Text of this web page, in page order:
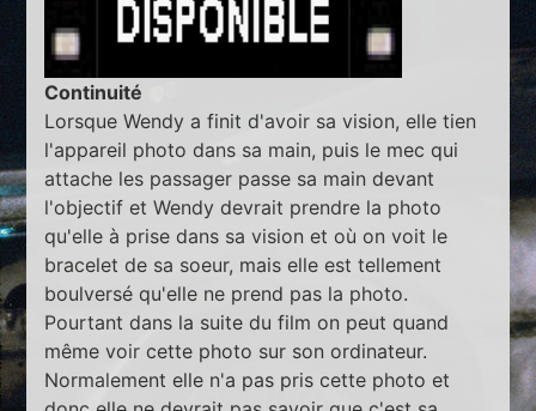
Continuité
Lorsque Wendy a finit d'avoir sa vision, elle tien
l'appareil photo dans sa main, puis le mec qui
attache les passager passe sa main devant
l'objectif et Wendy devrait prendre la photo
qu'elle à prise dans sa vision et où on voit le
bracelet de sa soeur, mais elle est tellement
boulversé qu'elle ne prend pas la photo.
Pourtant dans la suite du film on peut quand
même voir cette photo sur son ordinateur.
Normalement elle n'a pas pris cette photo et